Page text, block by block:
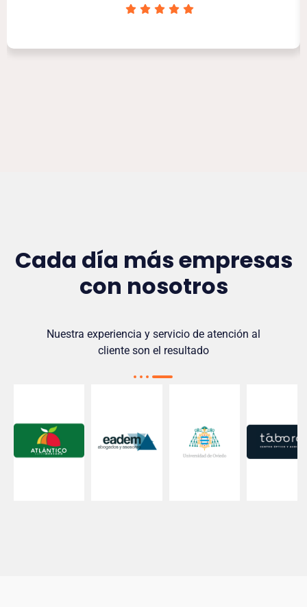
Cada día más empresas
con nosotros
Nuestra experiencia y servicio de atención al
cliente son el resultado